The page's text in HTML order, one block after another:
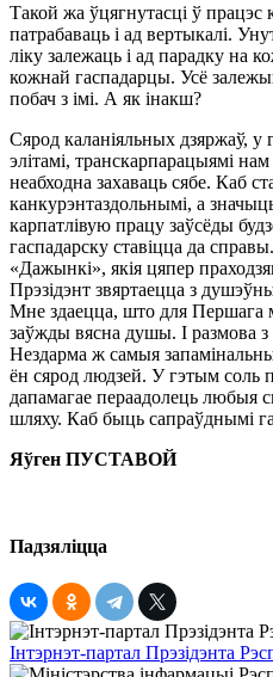
Такой жа ўцягнутасці ў працэс
патрабаваць і ад вертыкалі.
ліку залежаць і ад парадку на
кожнай гаспадарцы. Усё
побач з імі. А як інакш?
Сярод каланіяльных дзяржаў,
элітамі, транскарпарацыямі
неабходна захаваць сябе. Каб
канкурэнтаздольнымі, а
карпатлівую працу заўсёды
гаспадарску ставіцца да
«Дажынкі», якія цяпер
Прэзідэнт звяртаецца з
Мне здаецца, што для Першага
заўжды вясна душы. І размова з
Нездарма ж самыя
ён сярод людзей. У гэтым соль
дапамагае пераадолець любыя
шляху. Каб быць сапраўднымі
Яўген ПУСТАВОЙ
Падзяліцца
Інтэрнэт-партал Прэзідэнта